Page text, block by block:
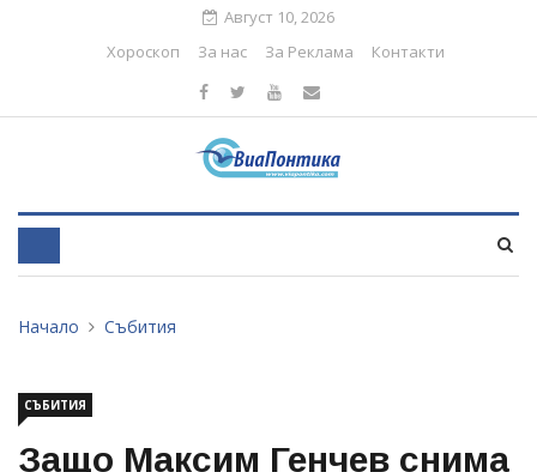
Август 10, 2026
Хороскоп
За нас За Реклама Контакти
Начало Събития
СЪБИТИЯ
Защо Максим Генчев снима